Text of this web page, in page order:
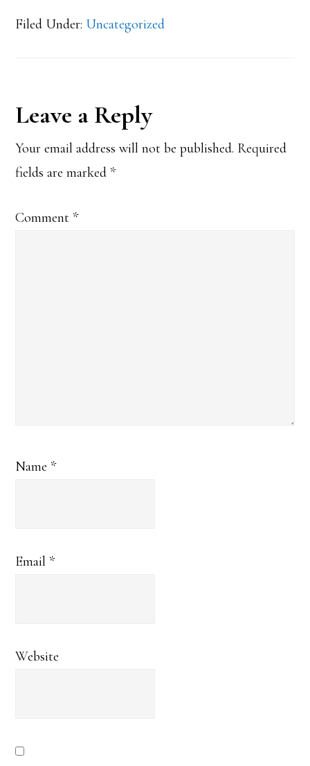
Filed Under: Uncategorized
Reader
Interactions
Leave a Reply
Your email address will not be published. Required
fields are marked *
Comment *
Name *
Email *
Website